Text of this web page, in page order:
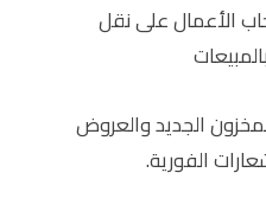
الأعمال على نقل
الجديد والعروض
الفورية.